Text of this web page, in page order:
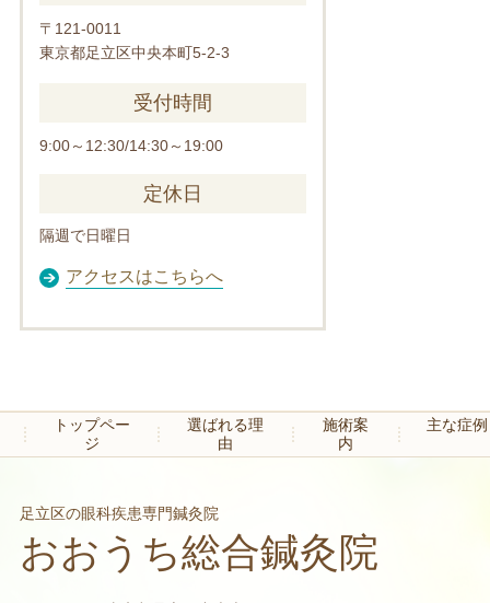
〒121-0011
東京都足立区中央本町5-2-3
受付時間
9:00～12:30/14:30～19:00
定休日
隔週で日曜日
アクセスはこちらへ
トップペー
ジ
選ばれる理
由
施術案
内
主な症
足立区の眼科疾患専門鍼灸院
おおうち総合鍼灸院